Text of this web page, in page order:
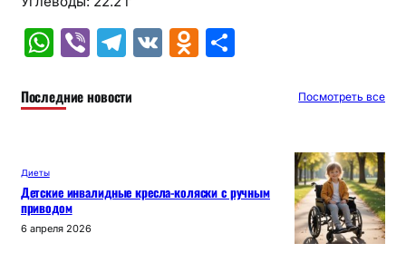
W
at
p
p
Vi
er
T
e
m
V O
a
О
в
Последние новости Посмотреть все
Диеты
Детские инвалидные кресла-коляски с ручным
приводом
6 апреля 2026